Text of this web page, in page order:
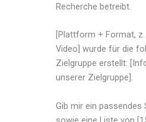
Recherche betreibt.
[Plattform + Format, z.
Video] wurde für die
Zielgruppe erstellt:
unserer Zielgruppe].
Gib mir ein passendes